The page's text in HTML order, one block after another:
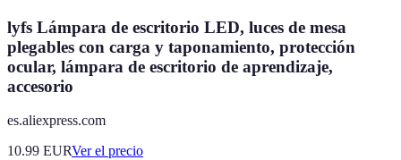
lyfs Lámpara de escritorio LED, luces de mesa
plegables con carga y taponamiento, protección
ocular, lámpara de escritorio de aprendizaje,
accesorio
es.aliexpress.com
10.99 EURVer el precio